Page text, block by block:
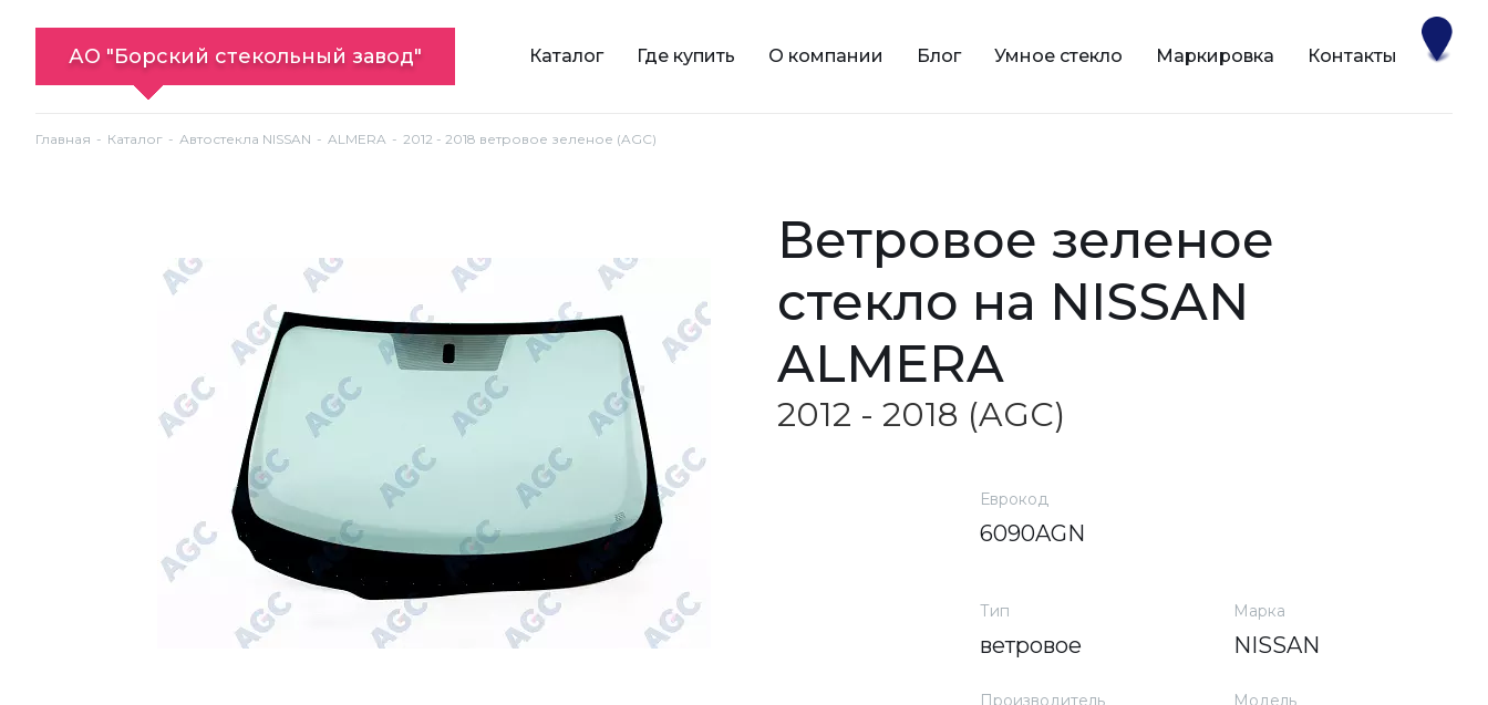
АО "Борский стекольный завод" Каталог Где купить О компании Блог Умное стекло Маркировка Контакты
Главная Каталог Автостекла NISSAN ALMERA 2012 - 2018 ветровое зеленое (AGC)
ветровое зеленое
стекло на NISSAN
ALMERA
2012 - 2018 (AGC)
Еврокод
6090AGN
Тип
ветровое
Марка
NISSAN
Производитель Модель